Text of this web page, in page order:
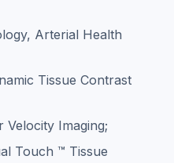
Arterial Health
Tissue Contrast
Velocity Imaging;
Touch ™ Tissue